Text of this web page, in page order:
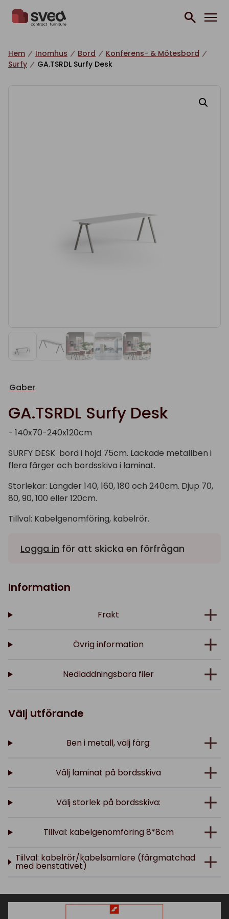
Hem Inomhus Bord
Konferens- & Mötesbord
Surfy
GA.TSRDL Surfy Desk
Gaber
GA.TSRDL Surfy Desk
- 140x70-240x120cm
SURFY DESK bord i höjd 75cm. Lackade metallben i
flera färger och bordsskiva i laminat.
Storlekar: Längder 140, 160, 180 och 240cm. Djup 70,
80, 90, 100 eller 120cm.
Tillval: Kabelgenomföring, kabelrör.
Logga in för att skicka en förfrågan
Information
Frakt
Övrig information
Nedladdningsbara filer
Välj utförande
Ben i metall, välj färg:
Välj laminat på bordsskiva
Välj storlek på bordsskiva:
Tillval: kabelgenomföring 8*8cm
Tiilval: kabelrör/kabelsamlare (färgmatchad
med benstativet)